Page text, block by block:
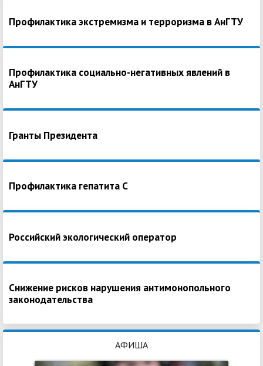
Профилактика экстремизма и терроризма в АнГТУ
Профилактика социально-негативных явлений в
АнГТУ
Гранты Президента
Профилактика гепатита С
Российский экологический оператор
Снижение рисков нарушения антимонопольного
законодательства
АФИША